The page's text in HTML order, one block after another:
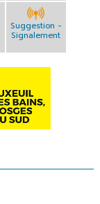
Suggestion -
Signalement